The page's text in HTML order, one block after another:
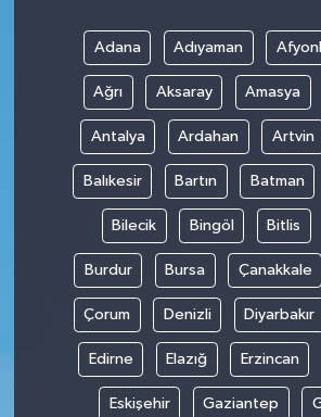
Adana Adıyaman
Ağrı Aksaray Amasya
Antalya Ardahan Artvin
Balıkesir Bartın Batman
Bilecik Bingöl Bitlis
Burdur Bursa Çanakkale
Çorum Denizli Diyarbakır
Edirne Elazığ Erzincan
Eskişehir Gaziantep